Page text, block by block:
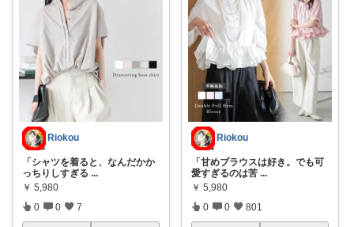
Riokou
「シャツを着ると、なんだかか
っちりしすぎる ...
￥ 5,980
0 0 7
Riokou
「甘めブラウスは好き。でも可
愛すぎるのは苦 ...
￥ 5,980
0 0 801